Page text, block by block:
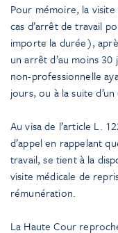
Pour mémoire, la
cas d’arrêt de travail
importe la durée),
un arrêt d’au moins
non-professionnelle
jours, ou à la suite
Au visa de l’article L.
d’appel en rappelant
travail, se tient à la
visite médicale de
rémunération.
La Haute Cour